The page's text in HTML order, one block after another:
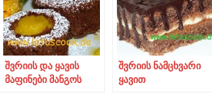
შვრიის და ყავის
მაფინები მანგოს
შვრიის ნამცხვარი
ყავით